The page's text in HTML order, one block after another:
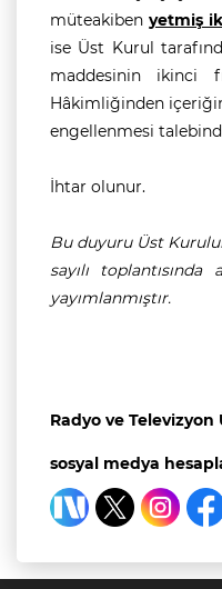
müteakiben yetmiş
ise Üst Kurul
maddesinin ikinci
Hâkimliğinden
engellenmesi
İhtar olunur.
Bu duyuru Üst
sayılı
yayımlanmıştır.
Radyo ve
sosyal medya